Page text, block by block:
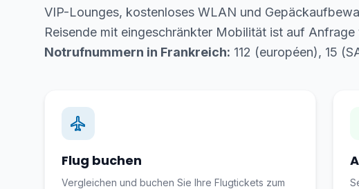
VIP-Lounges, kostenloses WLAN und
Reisende mit eingeschränkter Mobilität ist auf Anfrage
Notrufnummern in Frankreich: 112 (européen), 15
Flug buchen
Vergleichen und buchen Sie Ihre Flugtickets zum